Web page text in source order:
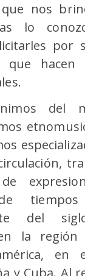
nos
lo
por
que hacen
del
del
la región
en